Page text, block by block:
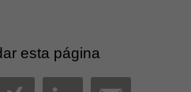
esta página